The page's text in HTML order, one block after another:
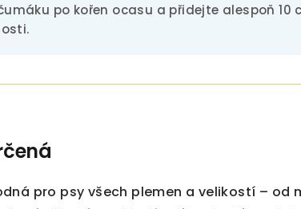
po kořen ocasu a přidejte alespoň
pro psy všech plemen a velikostí –